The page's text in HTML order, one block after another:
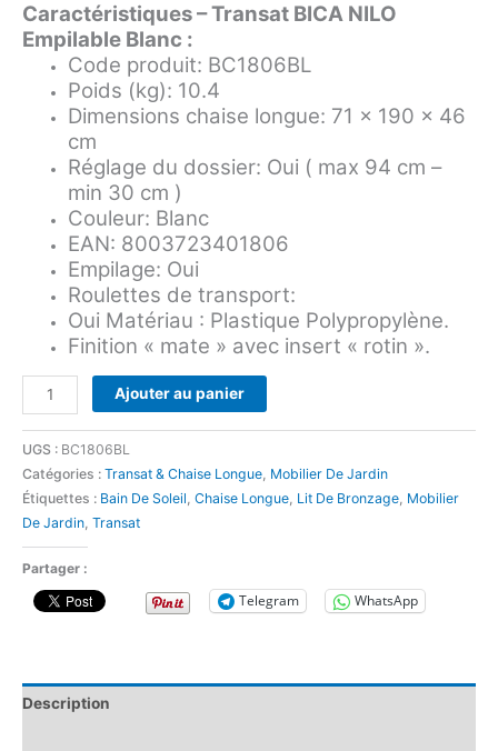
Caractéristiques – Transat BICA NILO
Empilable Blanc :
Code produit: BC1806BL
Poids (kg): 10.4
Dimensions chaise longue: 71 x 190 x 46
cm
Réglage du dossier: Oui ( max 94 cm –
min 30 cm )
Couleur: Blanc
EAN: 8003723401806
Empilage: Oui
Roulettes de transport:
Oui Matériau : Plastique Polypropylène.
Finition « mate » avec insert « rotin ».
Ajouter au panier
UGS : BC1806BL
Catégories : Transat & Chaise Longue Mobilier De Jardin
Étiquettes : Bain De Soleil Chaise Longue Lit De Bronzage Mobilier
De Jardin Transat
Partager :
Telegram WhatsApp
Description